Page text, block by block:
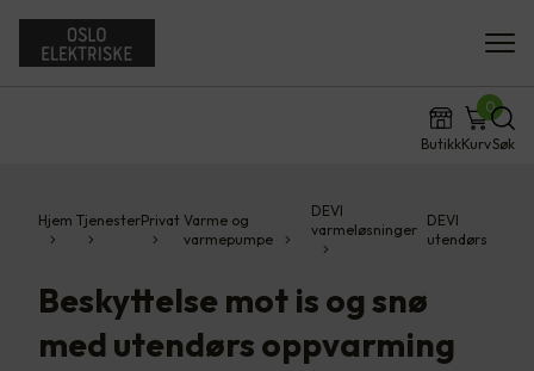
ButikkKurv
0
Søk
Hjem TjenesterPrivat Varme og
varmepumpe
DEVI
varmeløsninger
DEVI
utendørs
Beskyttelse mot is og snø
med utendørs oppvarming